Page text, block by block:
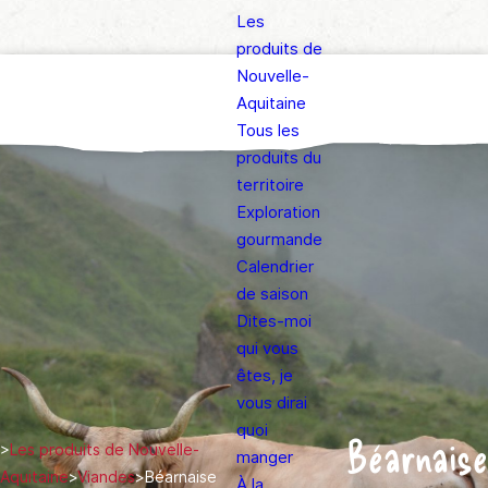
Les
produits de
Nouvelle-
Aquitaine
Tous les
produits du
territoire
Exploration
gourmande
Calendrier
de saison
Dites-moi
qui vous
êtes, je
vous dirai
quoi
manger
>Les produits de Nouvelle-
Aquitaine>Viandes>Béarnaise Béarnaise